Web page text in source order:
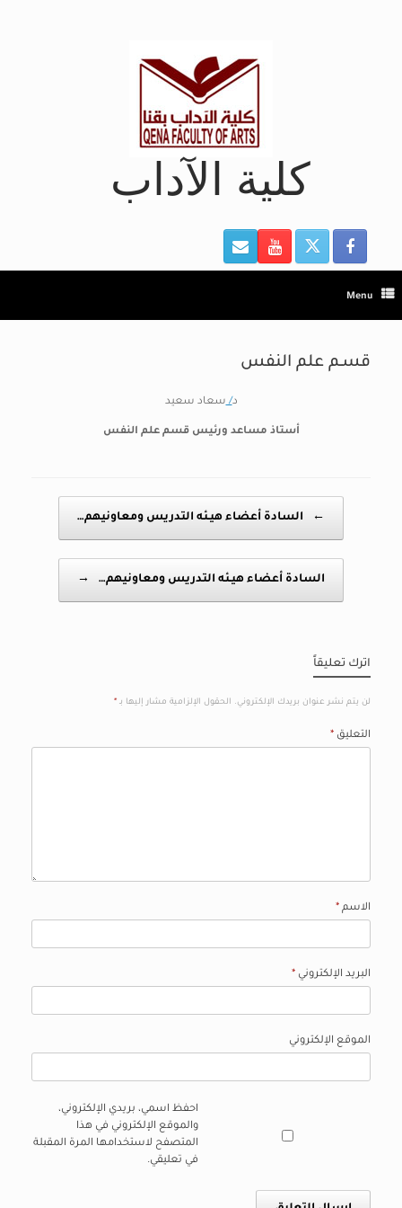
كلية الآداب
Menu
قسـم علم النفس
د/سعاد سعيد
أستاذ مساعد ورئيس قسم علم النفس
← السادة أعضاء هيـئه التدريس ومعاونيهم…
السادة أعضاء هيـئه التدريس ومعاونيهم… →
اترك تعليقاً
لن يتم نشر عنوان بريدك الإلكتروني. الحقول الإلزامية مشار إليها بـ *
التعليق *
الاسم *
البريد الإلكتروني *
الموقع الإلكتروني
احفظ اسمي، بريدي الإلكتروني،
والموقع الإلكتروني في هذا
المتصفح لاستخدامها المرة المقبلة
في تعليقي.